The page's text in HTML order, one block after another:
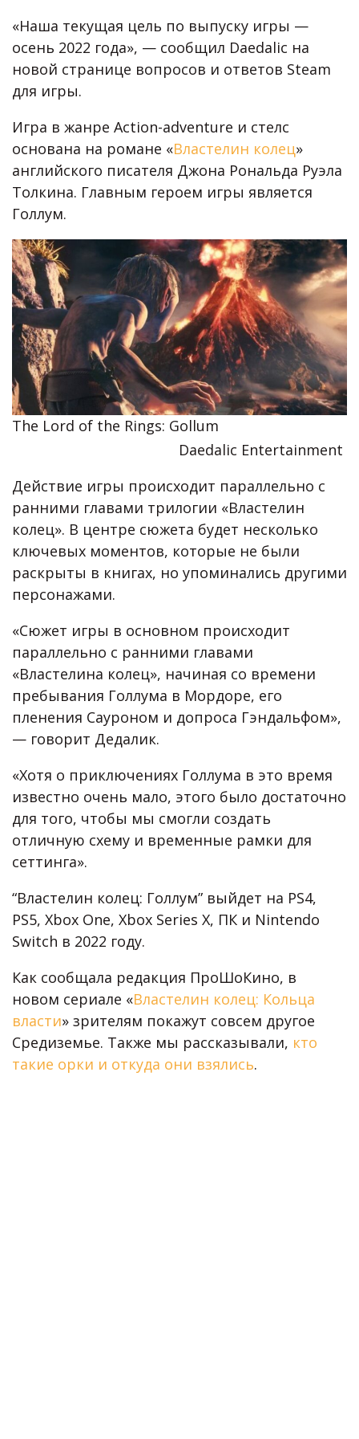
«Наша текущая цель по выпуску игры —
осень 2022 года», — сообщил Daedalic на
новой странице вопросов и ответов Steam
для игры.
Игра в жанре Action-adventure и стелс
основана на романе «Властелин колец»
английского писателя Джона Рональда Руэла
Толкина. Главным героем игры является
Голлум.
The Lord of the Rings: Gollum
Daedalic Entertainment
Действие игры происходит параллельно с
ранними главами трилогии «Властелин
колец». В центре сюжета будет несколько
ключевых моментов, которые не были
раскрыты в книгах, но упоминались другими
персонажами.
«Сюжет игры в основном происходит
параллельно с ранними главами
«Властелина колец», начиная со времени
пребывания Голлума в Мордоре, его
пленения Сауроном и допроса Гэндальфом»,
— говорит Дедалик.
«Хотя о приключениях Голлума в это время
известно очень мало, этого было достаточно
для того, чтобы мы смогли создать
отличную схему и временные рамки для
сеттинга».
“Властелин колец: Голлум” выйдет на PS4,
PS5, Xbox One, Xbox Series X, ПК и Nintendo
Switch в 2022 году.
Как сообщала редакция ПроШоКино, в
новом сериале «Властелин колец: Кольца
власти» зрителям покажут совсем другое
Средиземье. Также мы рассказывали, кто
такие орки и откуда они взялись.